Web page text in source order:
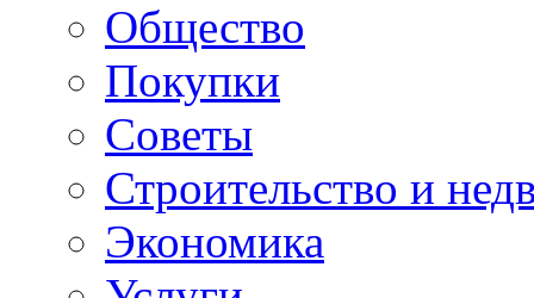
Общество
Покупки
Советы
Строительство и
Экономика